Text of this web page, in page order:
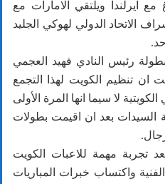
ايرلندا ويلتقي الامارات مع
الاتحاد الدولي لهوكي الجليد
رئيس النادي فهيد العجمي
تنظيم الكويت لهذا التجمع
لا سيما انها المرة الأولى
السيدات بعد ان اقيمت بطولات
تجربة مهمة للاعبات الكويت
واكتساب خبرات المباريات